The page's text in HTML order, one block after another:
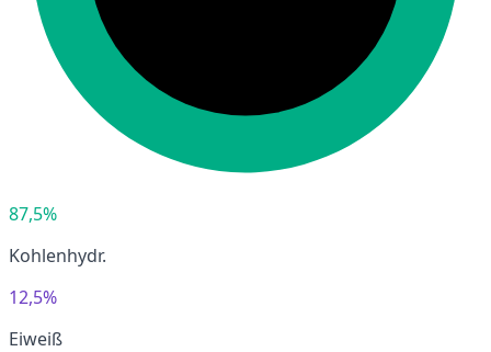
87,5%
Kohlenhydr.
12,5%
Eiweiß